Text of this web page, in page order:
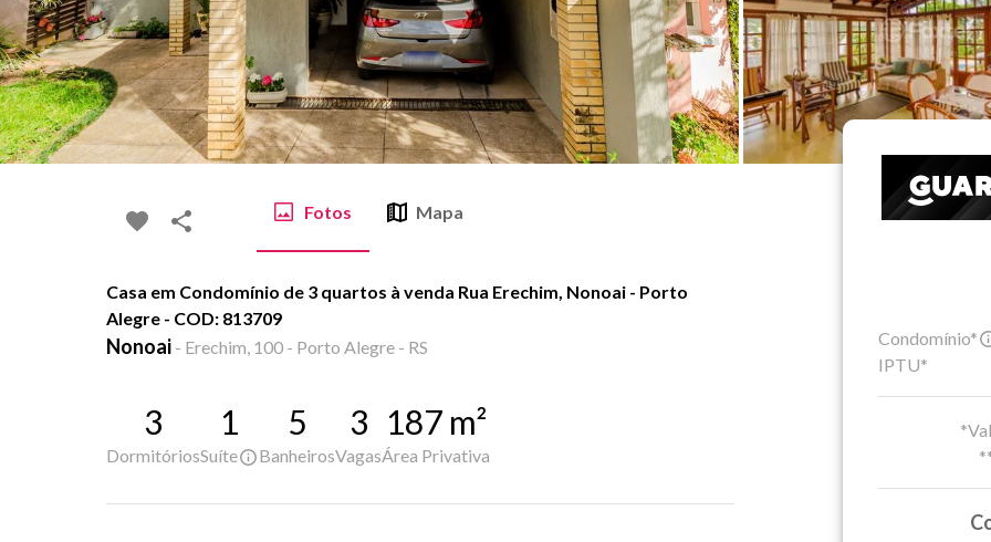
Fotos Mapa
Casa em Condomínio de 3 quartos à venda Rua Erechim, Nonoai - Porto
Alegre - COD: 813709
Nonoai - Erechim, 100 - Porto Alegre - RS
3
Dormitórios
1
Suíte
5
Banheiros
3
Vagas
187 m²
Área Privativa
Condomínio*
IPTU*